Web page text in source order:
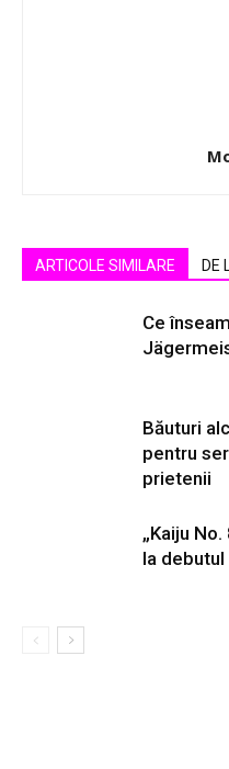
ARTICOLE SIMILARE DE
Ce
Băuturi
pentru
prietenii
„Kaiju
la debutul